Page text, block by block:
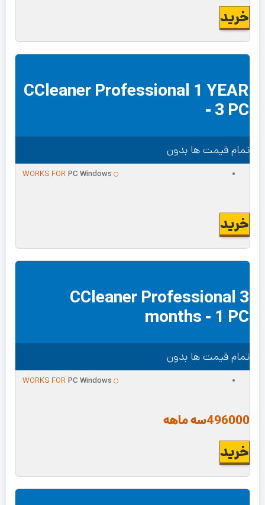
خرید
CCleaner Professional 1 YEAR
- 3 PC
تمام قیمت ها بدون
WORKS FOR PC Windows
خرید
CCleaner Professional 3
months - 1 PC
تمام قیمت ها بدون
WORKS FOR PC Windows
496000سه ماهه
خرید